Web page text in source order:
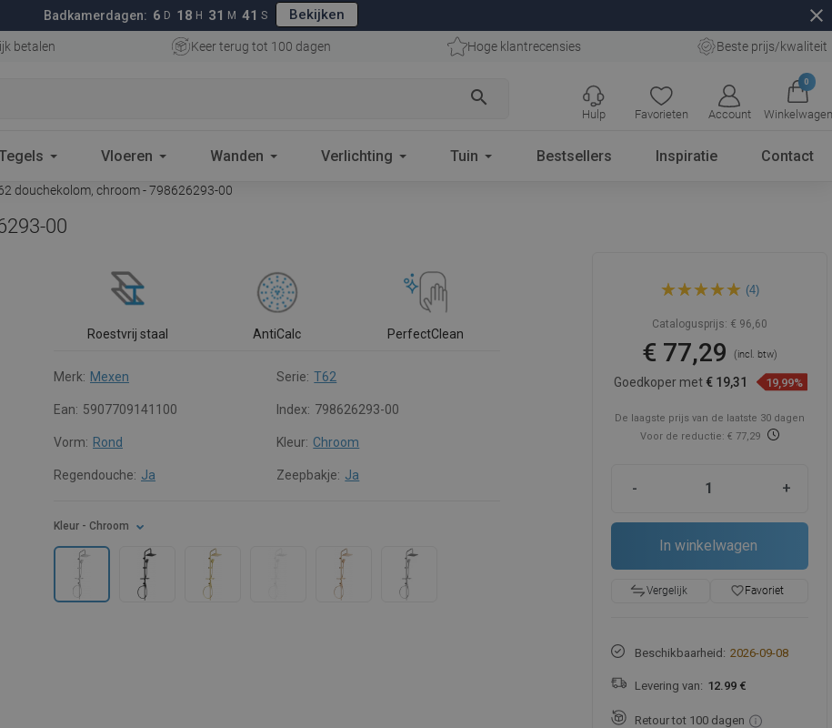
Badkamerdagen: 6 D 18 H 31 M 40 S Bekijken close
betalen Keer terug tot 100 dagen Hoge klantrecensies Beste prijs/kwaliteit
search
Favorieten Account
0
Winkelwagen
Hulp
Vloeren Wanden Verlichting Tuin Bestsellers Inspiratie Contact
douchekolom, chroom - 798626293-00
00
Roestvrij staal AntiCalc PerfectClean
Merk: Mexen Serie: T62
Ean: 5907709141100 Index: 798626293-00
Vorm: Rond Kleur: Chroom
Regendouche: Ja Zeepbakje: Ja
Kleur - Chroom
Mexen T62 douchekolom,
chroom - 798626293-00
(4)
Catalogusprijs: € 96,60
€ 77,29(incl. btw)
Goedkoper met € 19,31 19,99%
De laagste prijs van de laatste 30 dagen
Voor de reductie: € 77,29
- +
In winkelwagen
Vergelijk favorite_borderFavoriet
Beschikbaarheid: 2026-09-08
Levering van: 12.99 €
Retour tot 100 dagen